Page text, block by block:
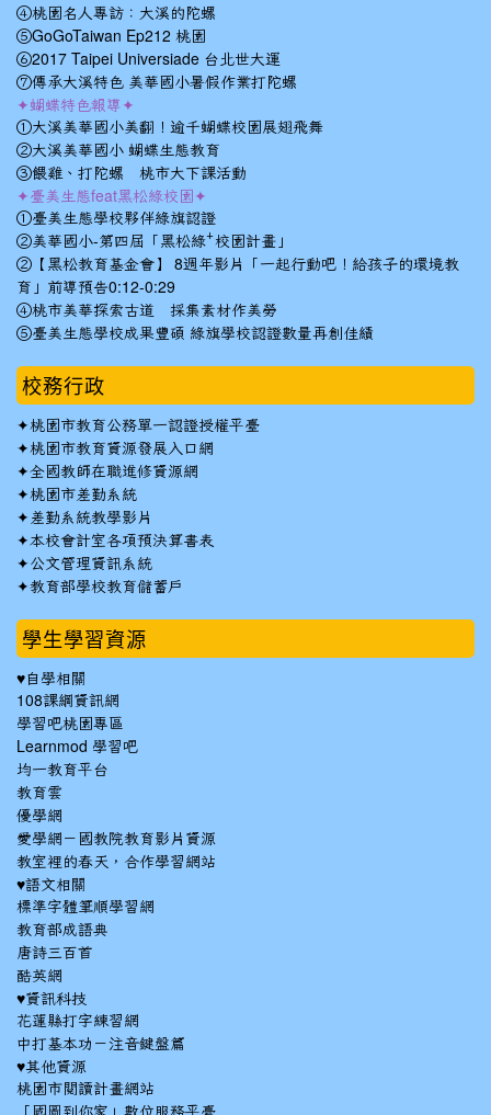
④桃園名人專訪：大溪的陀螺
⑤GoGoTaiwan Ep212 桃園
⑥2017 Taipei Universiade 台北世大運
⑦傳承大溪特色 美華國小暑假作業打陀螺
✦蝴蝶特色報導✦
①大溪美華國小美翻！逾千蝴蝶校園展翅飛舞
②大溪美華國小 蝴蝶生態教育
③餵雞、打陀螺 桃市大下課活動
✦臺美生態feat黑松綠校園✦
①臺美生態學校夥伴綠旗認證
②美華國小-第四屆「黑松綠⁺校園計畫」
②【黑松教育基金會】 8週年影片「一起行動吧！給孩子的環境教
育」前導預告0:12-0:29
④桃市美華探索古道 採集素材作美勞
⑤臺美生態學校成果豐碩 綠旗學校認證數量再創佳績
校務行政
✦桃園市教育公務單一認證授權平臺
✦桃園市教育資源發展入口網
✦全國教師在職進修資源網
✦桃園市差勤系統
✦ 差勤系統教學影片
✦本校會計室各項預決算書表
✦公文管理資訊系統
✦教育部學校教育儲蓄戶
學生學習資源
♥自學相關
108課綱資訊網
學習吧桃園專區
Learnmod 學習吧
均一教育平台
教育雲
優學網
愛學網－國教院教育影片資源
教室裡的春天，合作學習網站
♥語文相關
標準字體筆順學習網
教育部成語典
唐詩三百首
酷英網
♥資訊科技
花蓮縣打字練習網
中打基本功－注音鍵盤篇
♥其他資源
桃園市閱讀計畫網站
「國圖到你家」數位服務平臺